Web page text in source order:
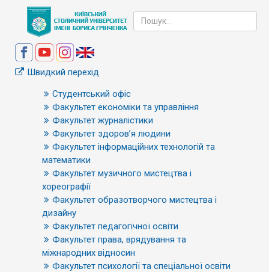
Швидкий перехід
Студентський офіс
Факультет економіки та управління
Факультет журналістики
Факультет здоров’я людини
Факультет інформаційних технологій та
математики
Факультет музичного мистецтва і
хореографії
Факультет образотворчого мистецтва і
дизайну
Факультет педагогічної освіти
Факультет права, врядування та
міжнародних відносин
Факультет психології та спеціальної освіти